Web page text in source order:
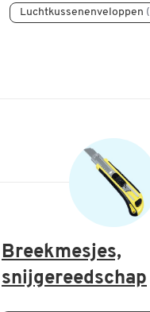
Luchtkussenenveloppen
Breekmesjes,
snijgereedschap